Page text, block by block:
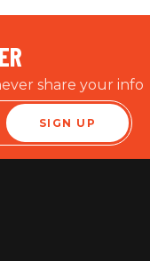
share your info
SIGN UP